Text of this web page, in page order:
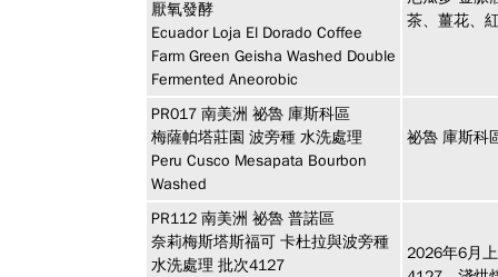
厭氧發酵
Ecuador Loja El Dorado Coffee
Farm Green Geisha Washed Double
Fermented Aneorobic
茶、薑花、
PR017 南美洲 祕魯 庫斯科區
梅薩帕塔莊園 波旁種 水洗處理
Peru Cusco Mesapata Bourbon
Washed
祕魯 庫斯科
PR112 南美洲 祕魯 普諾區
奈莉梅斯塔斯福可 卡杜拉與波旁種
水洗處理 批次4127
2026年6月